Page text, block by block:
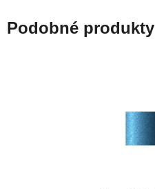
Podobné produkty